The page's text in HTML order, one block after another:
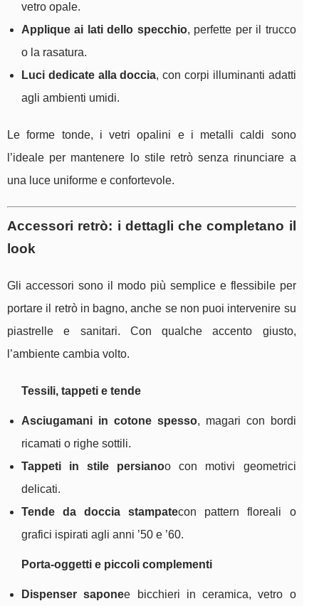
vetro opale.
Applique ai lati dello specchio, perfette per il trucco
o la rasatura.
Luci dedicate alla doccia, con corpi illuminanti adatti
agli ambienti umidi.
Le forme tonde, i vetri opalini e i metalli caldi sono
l’ideale per mantenere lo stile retrò senza rinunciare a
una luce uniforme e confortevole.
Accessori retrò: i dettagli che completano il
look
Gli accessori sono il modo più semplice e flessibile per
portare il retrò in bagno, anche se non puoi intervenire su
piastrelle e sanitari. Con qualche accento giusto,
l’ambiente cambia volto.
Tessili, tappeti e tende
Asciugamani in cotone spesso, magari con bordi
ricamati o righe sottili.
Tappeti in stile persianoo con motivi geometrici
delicati.
Tende da doccia stampatecon pattern floreali o
grafici ispirati agli anni ’50 e ’60.
Porta-oggetti e piccoli complementi
Dispenser saponee bicchieri in ceramica, vetro o